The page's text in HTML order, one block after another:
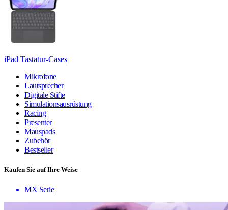
iPad Tastatur-Cases
Mikrofone
Lautsprecher
Digitale Stifte
Simulationsausrüstung
Racing
Presenter
Mauspads
Zubehör
Bestseller
Kaufen Sie auf Ihre Weise
MX Serie